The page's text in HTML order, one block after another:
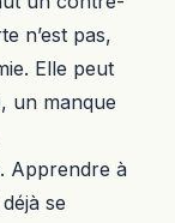
n’est pas,
Elle peut
un manque
Apprendre à
se